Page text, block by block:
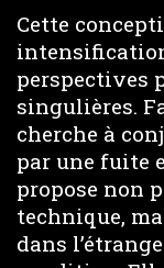
Cette
perspectives
singulières.
cherche à
par une fuite
propose non
technique,
dans